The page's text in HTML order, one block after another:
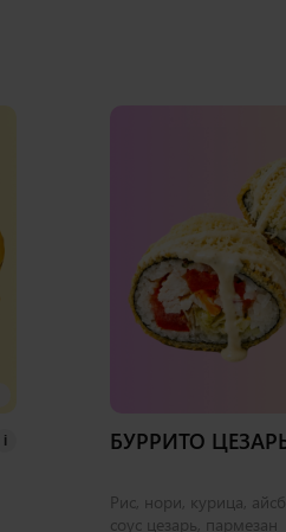
i БУРРИТО
Рис, нори, курица,
соус цезарь, пармезан